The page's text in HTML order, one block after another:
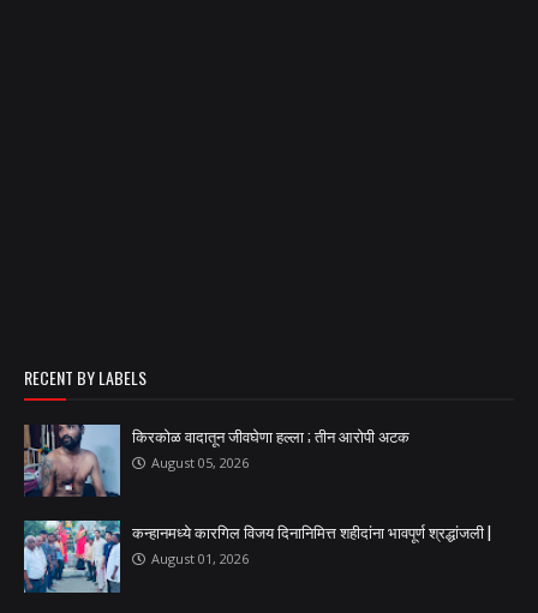
RECENT BY LABELS
किरकोळ वादातून जीवघेणा हल्ला ; तीन आरोपी अटक
August 05, 2026
कन्हानमध्ये कारगिल विजय दिनानिमित्त शहीदांना भावपूर्ण श्रद्धांजली |
August 01, 2026